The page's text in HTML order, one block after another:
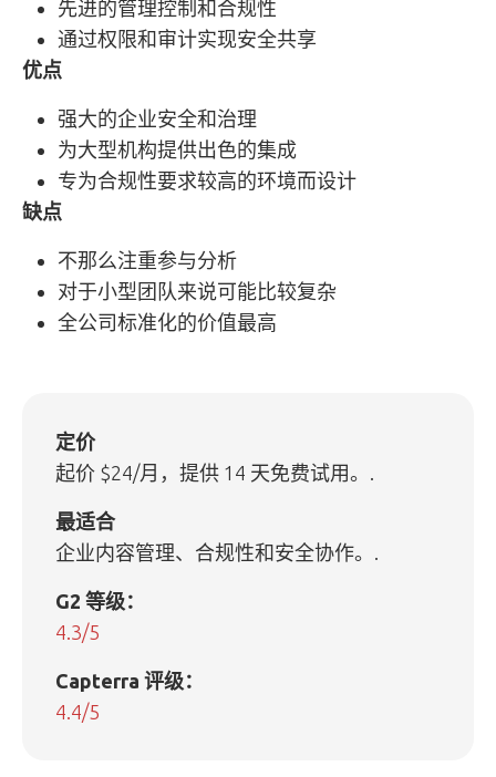
先进的管理控制和合规性
通过权限和审计实现安全共享
优点
强大的企业安全和治理
为大型机构提供出色的集成
专为合规性要求较高的环境而设计
缺点
不那么注重参与分析
对于小型团队来说可能比较复杂
全公司标准化的价值最高
定价
起价 $24/月，提供 14 天免费试用。.
最适合
企业内容管理、合规性和安全协作。.
G2 等级：
4.3/5
Capterra 评级：
4.4/5